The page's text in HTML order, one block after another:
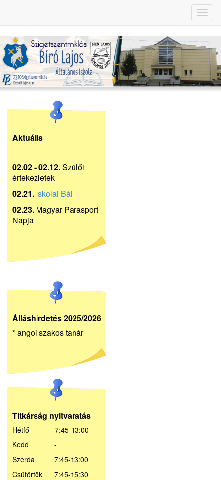
Aktuális
02.02 - 02.12.Szülői
értekezletek
02.21. Iskolai Bál
02.23. Magyar Parasport
Napja
Álláshirdetés 2025/2026
* angol szakos tanár
Titkárság nyitvaratás
Hétfő 7:45-13:00
Kedd -
Szerda 7:45-13:00
Csütörtök 7:45-15:30